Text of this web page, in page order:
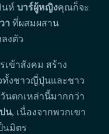
นห์บาร์ผู้หญิงคุณก็จะ
า ที่ผสมผสาน
งตัว
เข้าสังคม สร้าง
ทั้งชาวญี่ปุ่นและชาว
นตกเหล่านี้มากกว่า
น, เนื่องจากพวกเขา
นมิตร